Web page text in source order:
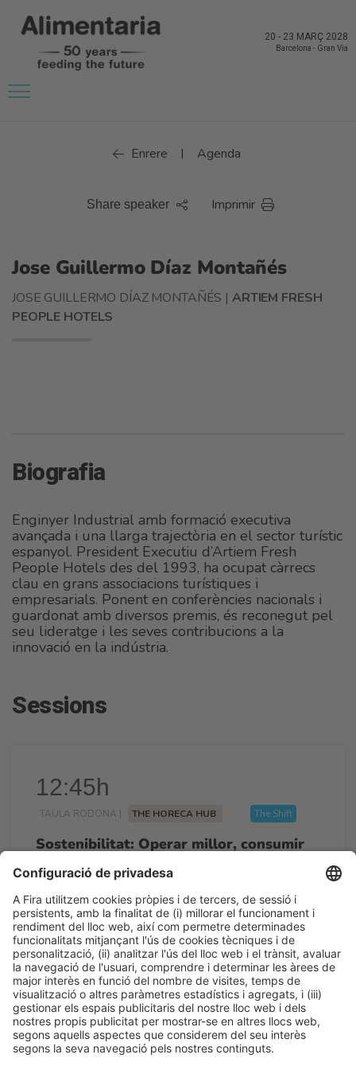
20 - 23 MARÇ 2028
Barcelona - Gran Via
Enrere | Agenda
Share speaker Imprimir
Jose Guillermo Díaz Montañés
JOSE GUILLERMO DÍAZ MONTAÑÉS | ARTIEM FRESH
PEOPLE HOTELS
Biografia
Enginyer Industrial amb formació executiva
avançada i una llarga trajectòria en el sector turístic
espanyol. President Executiu d’Artiem Fresh
People Hotels des del 1993, ha ocupat càrrecs
clau en grans associacions turístiques i
empresarials. Ponent en conferències nacionals i
guardonat amb diversos premis, és reconegut pel
seu lideratge i les seves contribucions a la
innovació en la indústria.
Sessions
12:45h
TAULA RODONA | THE HORECA HUB The Shift
Sostenibilitat: Operar millor, consumir
menys, crear més valor
Dt 24
12:45h - 13:30h
Talk Stage 1 - The Horeca Hub
Accés lliure
LLegir més